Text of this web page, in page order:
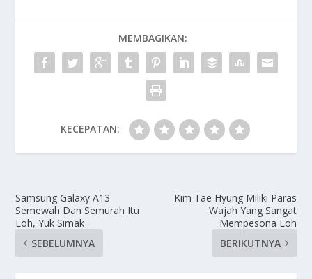
MEMBAGIKAN:
KECEPATAN:
Samsung Galaxy A13
Semewah Dan Semurah Itu
Loh, Yuk Simak
SEBELUMNYA
Kim Tae Hyung Miliki Paras
Wajah Yang Sangat
Mempesona Loh
BERIKUTNYA